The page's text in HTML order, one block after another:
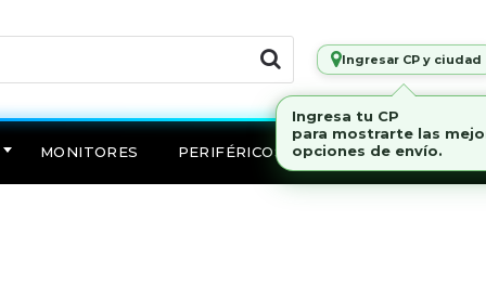
Ingresar CP y ciudad
MONITORES PERIFÉRICOS Marcas